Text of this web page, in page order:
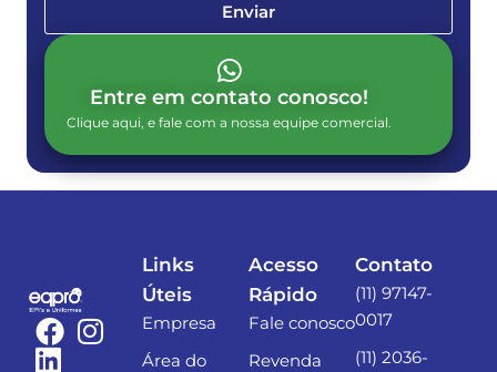
Enviar
Entre em contato conosco!
Clique aqui, e fale com a nossa equipe comercial.
Links
Úteis
Empresa
Área do
Acesso
Rápido
Fale conosco
Revenda
Contato
(11) 97147-
0017
(11) 2036-